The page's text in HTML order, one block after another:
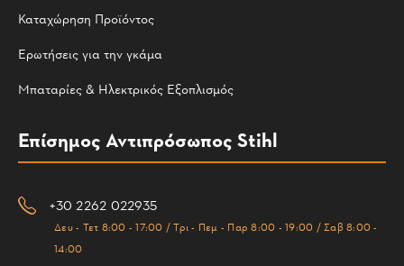
Καταχώρηση Προϊόντος
Ερωτήσεις για την γκάμα
Μπαταρίες & Ηλεκτρικός Εξοπλισμός
Επίσημος Αντιπρόσωπος Stihl
+30 2262 022935
Δευ - Τετ 8:00 - 17:00 / Τρι - Πεμ - Παρ 8:00 - 19:00 / Σαβ 8:00 -
14:00